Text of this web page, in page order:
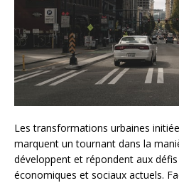
Les transformations urbaines
marquent un tournant dans la
développent et répondent aux
économiques et sociaux actuels.